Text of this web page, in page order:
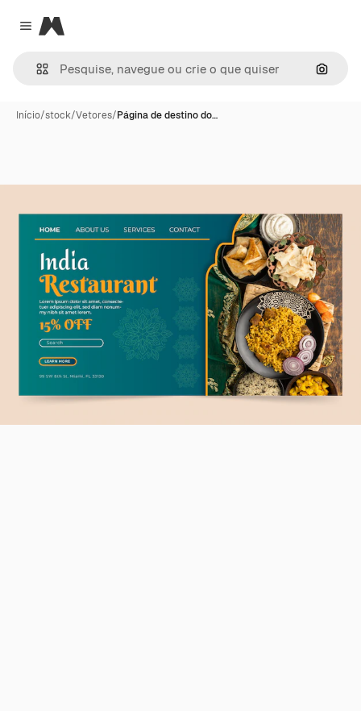
Close menu
Magnific
Início/stock/Vetores/Página de destino do…